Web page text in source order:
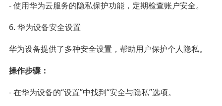
- 使用华为云服务的隐私保护功能，定期检查账户安全。
6. 华为设备安全设置
华为设备提供了多种安全设置，帮助用户保护个人隐私。
操作步骤：
- 在华为设备的“设置”中找到“安全与隐私”选项。